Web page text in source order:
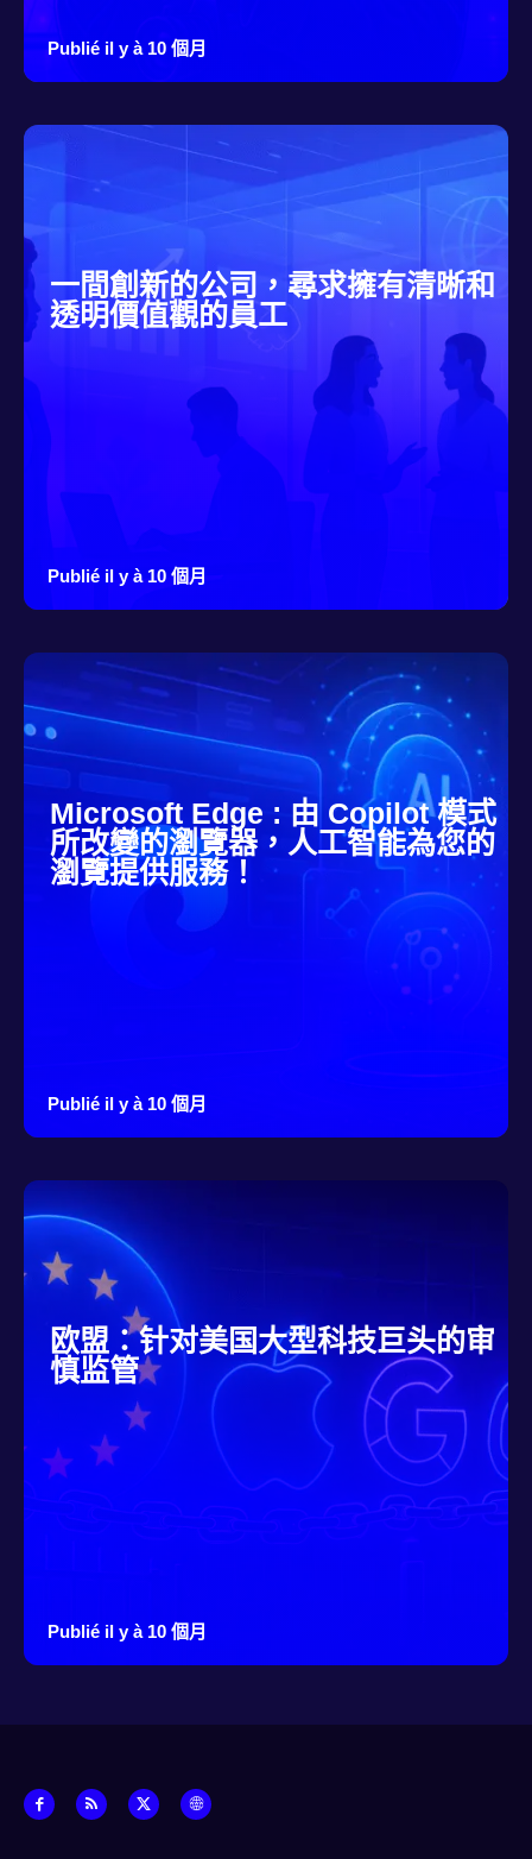
Publié il y à 10 個月
一間創新的公司，尋求擁有清晰和
透明價值觀的員工
Publié il y à 10 個月
Microsoft Edge : 由 Copilot 模式
所改變的瀏覽器，人工智能為您的
瀏覽提供服務！
Publié il y à 10 個月
欧盟：针对美国大型科技巨头的审
慎监管
Publié il y à 10 個月